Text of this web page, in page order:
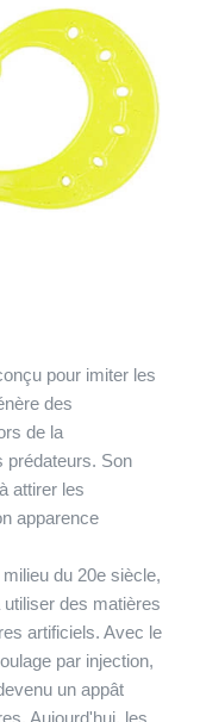
pour imiter les
des
de la
prédateurs. Son
attirer les
apparence
du 20e siècle,
des matières
artificiels. Avec le
par injection,
un appât
Aujourd'hui, les